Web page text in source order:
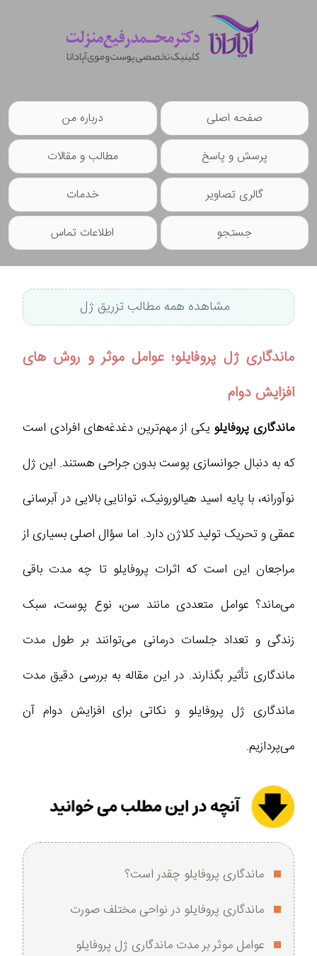
صفحه اصلی درباره من
پرسش و پاسخ مطالب و مقالات
گالری تصاویر خدمات
جستجو اطلاعات تماس
مشاهده همه مطالب تزریق ژل
ماندگاری ژل پروفایلو؛ عوامل موثر و روش های
افزایش دوام
ماندگاری پروفایلو یکی از مهم‌ترین دغدغه‌های افرادی است
که به دنبال جوانسازی پوست بدون جراحی هستند. این ژل
نوآورانه، با پایه اسید هیالورونیک، توانایی بالایی در آبرسانی
عمقی و تحریک تولید کلاژن دارد. اما سؤال اصلی بسیاری از
مراجعان این است که اثرات پروفایلو تا چه مدت باقی
می‌ماند؟ عوامل متعددی مانند سن، نوع پوست، سبک
زندگی و تعداد جلسات درمانی می‌توانند بر طول مدت
ماندگاری تأثیر بگذارند. در این مقاله به بررسی دقیق مدت
ماندگاری ژل پروفایلو و نکاتی برای افزایش دوام آن
می‌پردازیم.
ماندگاری پروفایلو چقدر است؟
ماندگاری پروفایلو در نواحی مختلف صورت
عوامل موثر بر مدت ماندگاری ژل پروفایلو